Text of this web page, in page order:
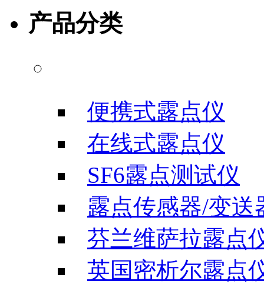
产品分类
便携式露点仪
在线式露点仪
SF6露点测试仪
露点传感器/变送
芬兰维萨拉露点
英国密析尔露点